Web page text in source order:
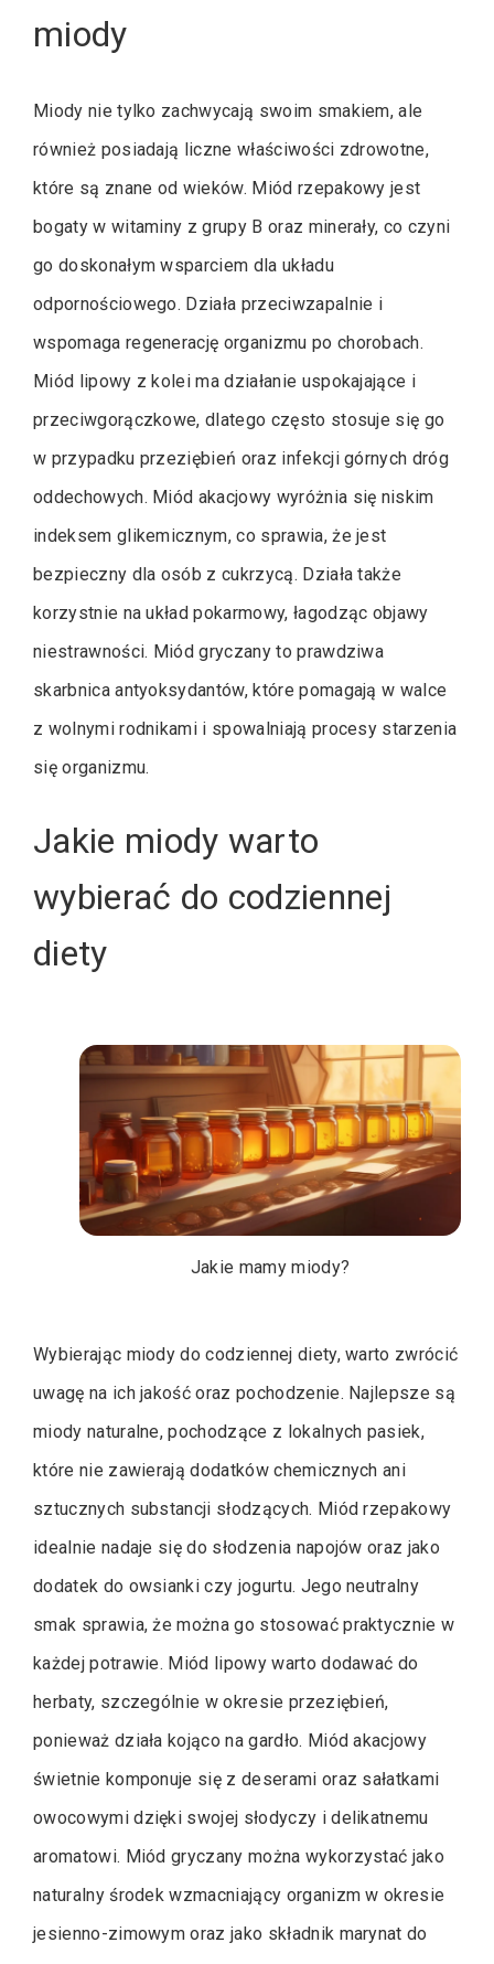
miody
Miody nie tylko zachwycają swoim smakiem, ale
również posiadają liczne właściwości zdrowotne,
które są znane od wieków. Miód rzepakowy jest
bogaty w witaminy z grupy B oraz minerały, co czyni
go doskonałym wsparciem dla układu
odpornościowego. Działa przeciwzapalnie i
wspomaga regenerację organizmu po chorobach.
Miód lipowy z kolei ma działanie uspokajające i
przeciwgorączkowe, dlatego często stosuje się go
w przypadku przeziębień oraz infekcji górnych dróg
oddechowych. Miód akacjowy wyróżnia się niskim
indeksem glikemicznym, co sprawia, że jest
bezpieczny dla osób z cukrzycą. Działa także
korzystnie na układ pokarmowy, łagodząc objawy
niestrawności. Miód gryczany to prawdziwa
skarbnica antyoksydantów, które pomagają w walce
z wolnymi rodnikami i spowalniają procesy starzenia
się organizmu.
Jakie miody warto
wybierać do codziennej
diety
Jakie mamy miody?
Wybierając miody do codziennej diety, warto zwrócić
uwagę na ich jakość oraz pochodzenie. Najlepsze są
miody naturalne, pochodzące z lokalnych pasiek,
które nie zawierają dodatków chemicznych ani
sztucznych substancji słodzących. Miód rzepakowy
idealnie nadaje się do słodzenia napojów oraz jako
dodatek do owsianki czy jogurtu. Jego neutralny
smak sprawia, że można go stosować praktycznie w
każdej potrawie. Miód lipowy warto dodawać do
herbaty, szczególnie w okresie przeziębień,
ponieważ działa kojąco na gardło. Miód akacjowy
świetnie komponuje się z deserami oraz sałatkami
owocowymi dzięki swojej słodyczy i delikatnemu
aromatowi. Miód gryczany można wykorzystać jako
naturalny środek wzmacniający organizm w okresie
jesienno-zimowym oraz jako składnik marynat do